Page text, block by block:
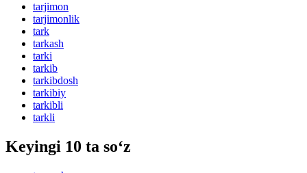
tarjimon
tarjimonlik
tark
tarkash
tarki
tarkib
tarkibdosh
tarkibiy
tarkibli
tarkli
Keyingi 10 ta so‘z